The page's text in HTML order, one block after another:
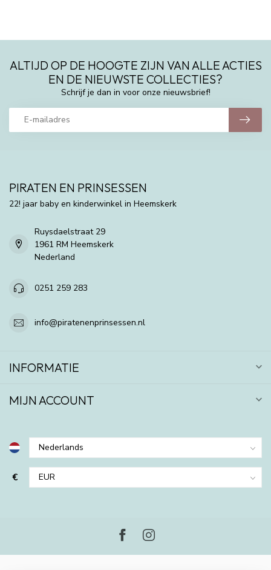
ALTIJD OP DE HOOGTE ZIJN VAN ALLE ACTIES
EN DE NIEUWSTE COLLECTIES?
Schrijf je dan in voor onze nieuwsbrief!
PIRATEN EN PRINSESSEN
22! jaar baby en kinderwinkel in Heemskerk
Ruysdaelstraat 29
1961 RM Heemskerk
Nederland
0251 259 283
info@piratenenprinsessen.nl
INFORMATIE
MIJN ACCOUNT
€